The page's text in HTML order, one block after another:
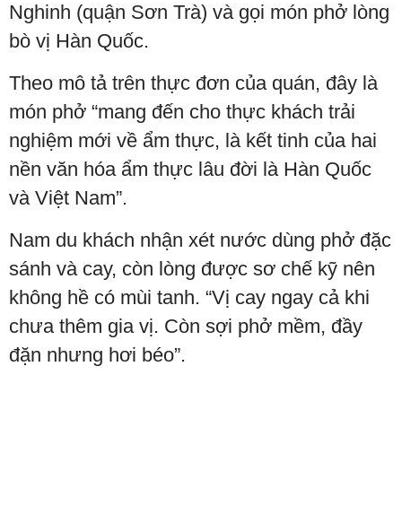
Nghinh (quận Sơn Trà) và gọi món phở lòng
bò vị Hàn Quốc.
Theo mô tả trên thực đơn của quán, đây là
món phở “mang đến cho thực khách trải
nghiệm mới về ẩm thực, là kết tinh của hai
nền văn hóa ẩm thực lâu đời là Hàn Quốc
và Việt Nam”.
Nam du khách nhận xét nước dùng phở đặc
sánh và cay, còn lòng được sơ chế kỹ nên
không hề có mùi tanh. “Vị cay ngay cả khi
chưa thêm gia vị. Còn sợi phở mềm, đầy
đặn nhưng hơi béo”.